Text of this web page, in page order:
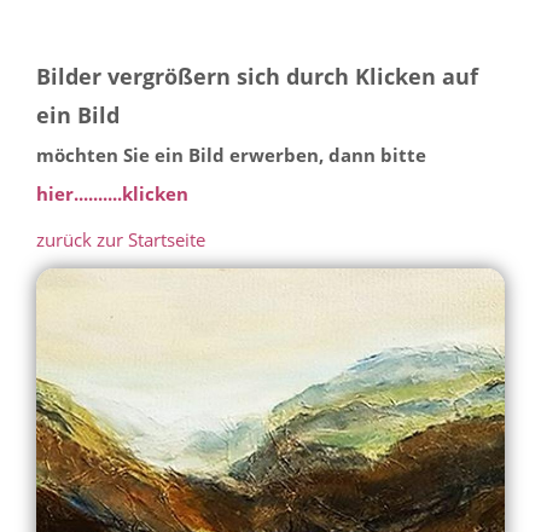
Bilder vergrößern sich durch Klicken auf
ein Bild
möchten Sie ein Bild erwerben, dann bitte
hier..........klicken
zurück zur Startseite